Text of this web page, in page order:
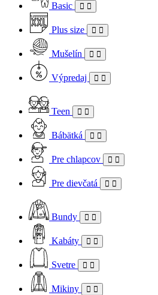
Basic
Plus size
Mušelín
Výpredaj
Teen
Bábätká
Pre chlapcov
Pre dievčatá
Bundy
Kabáty
Svetre
Mikiny